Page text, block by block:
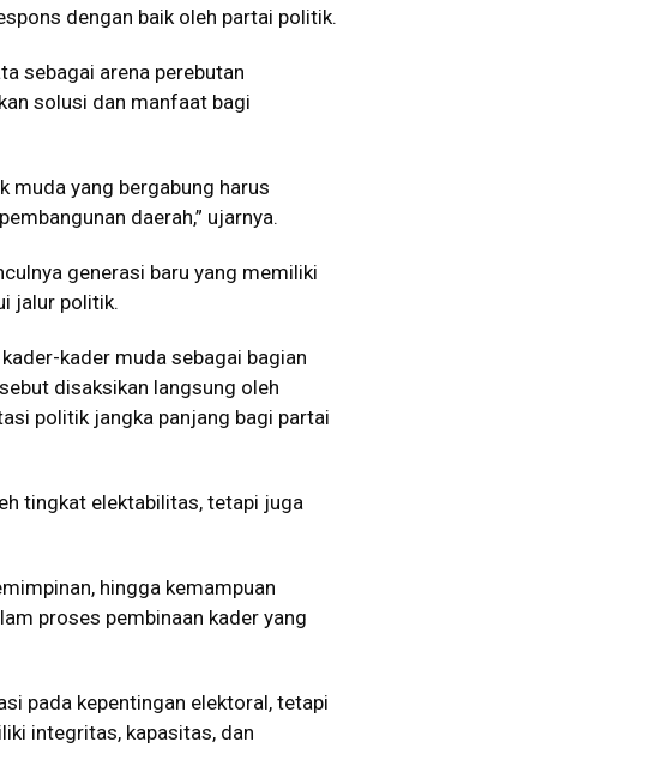
dengan baik oleh partai politik.
sebagai arena perebutan
solusi dan manfaat bagi
muda yang bergabung harus
daerah,” ujarnya.
generasi baru yang memiliki
jalur politik.
kader muda sebagai bagian
disaksikan langsung oleh
politik jangka panjang bagi partai
tingkat elektabilitas, tetapi juga
hingga kemampuan
proses pembinaan kader yang
pada kepentingan elektoral, tetapi
integritas, kapasitas, dan